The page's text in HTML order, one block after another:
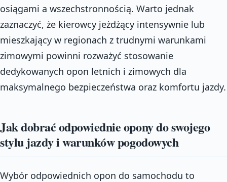
osiągami a wszechstronnością. Warto jednak
zaznaczyć, że kierowcy jeżdżący intensywnie lub
mieszkający w regionach z trudnymi warunkami
zimowymi powinni rozważyć stosowanie
dedykowanych opon letnich i zimowych dla
maksymalnego bezpieczeństwa oraz komfortu jazdy.
Jak dobrać odpowiednie opony do swojego
stylu jazdy i warunków pogodowych
Wybór odpowiednich opon do samochodu to